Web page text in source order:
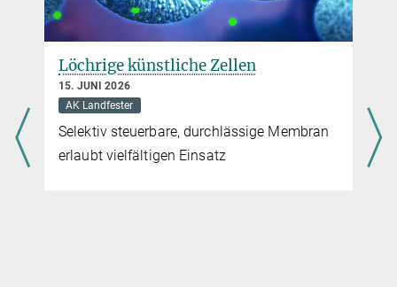
Löchrige künstliche Zellen
15. JUNI 2026
AK Landfester
Selektiv steuerbare, durchlässige Membran
erlaubt vielfältigen Einsatz